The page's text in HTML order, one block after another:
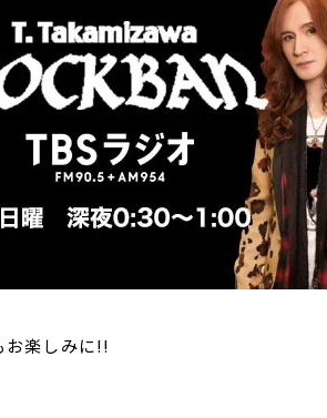
お楽しみに!!